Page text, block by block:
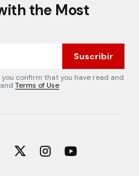
the Most
Suscribir
confirm that you have read and
and Terms of Use